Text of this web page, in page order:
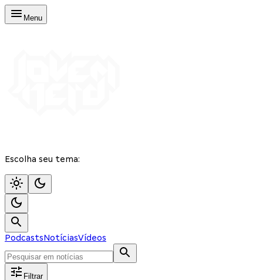
Menu
Escolha seu tema:
PodcastsNotíciasVídeos
Filtrar